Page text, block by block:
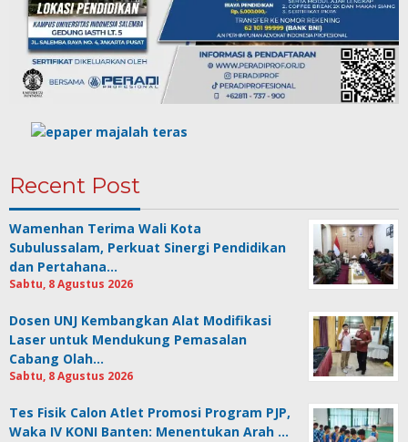
Recent Post
Wamenhan Terima Wali Kota
Subulussalam, Perkuat Sinergi Pendidikan
dan Pertahana…
Sabtu, 8 Agustus 2026
Dosen UNJ Kembangkan Alat Modifikasi
Laser untuk Mendukung Pemasalan
Cabang Olah…
Sabtu, 8 Agustus 2026
Tes Fisik Calon Atlet Promosi Program PJP,
Waka IV KONI Banten: Menentukan Arah …